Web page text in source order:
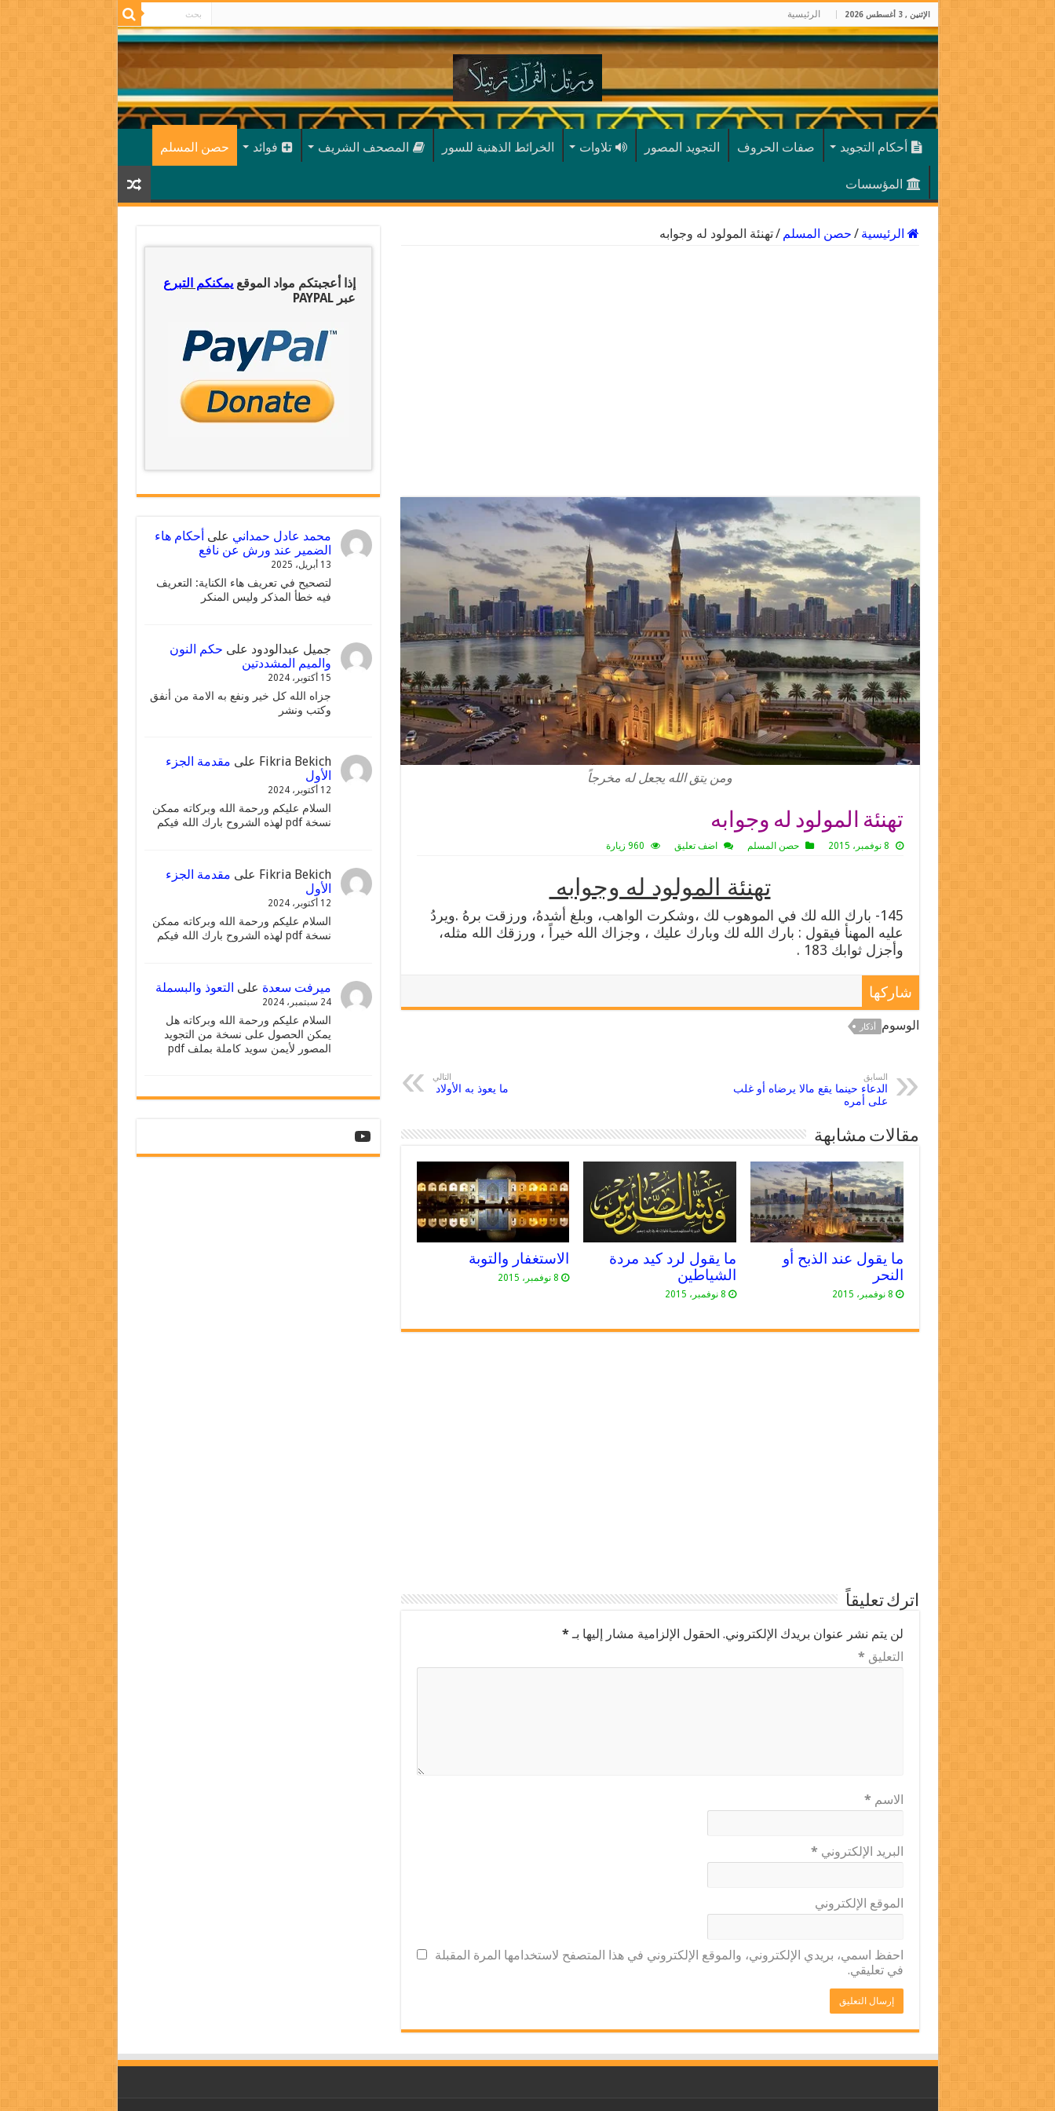
الإثنين , 3 أغسطس 2026 الرئيسية
أحكام التجويد صفات الحروف التجويد المصور تلاوات الخرائط الذهنية للسور المصحف الشريف فوائد حصن المسلم
المؤسسات
الرئيسية / حصن المسلم /تهنئة المولود له وجوابه
ومن يتق الله يجعل له مخرجاً
تهنئة المولود له وجوابه
8 نوفمبر، 2015 حصن المسلم اضف تعليق 960 زيارة
تهنئة المولود له وجوابه
145- بارك الله لك في الموهوب لك ،وشكرت الواهب، وبلغ أشدهُ، ورزقت برهُ .ويردُ
عليه المهنأ فيقول : بارك الله لك وبارك عليك ، وجزاك الله خيراً ، ورزقك الله مثله،
وأجزل ثوابك 183 .
شاركها
الوسوم أذكار
السابق
الدعاء حينما يقع مالا يرضاه أو غلب
على أمره
التالي
ما يعوذ به الأولاد
مقالات مشابهة
ما يقول عند الذبح أو
النحر
8 نوفمبر، 2015
ما يقول لرد كيد مردة
الشياطين
8 نوفمبر، 2015
الاستغفار والتوبة
8 نوفمبر، 2015
اترك تعليقاً
لن يتم نشر عنوان بريدك الإلكتروني. الحقول الإلزامية مشار إليها بـ*
التعليق *
الاسم *
البريد الإلكتروني *
الموقع الإلكتروني
احفظ اسمي، بريدي الإلكتروني، والموقع الإلكتروني في هذا المتصفح لاستخدامها المرة المقبلة
في تعليقي.
إذا أعجبتكم مواد الموقع يمكنكم التبرع
عبر PAYPAL
محمد عادل حمداني على أحكام هاء
الضمير عند ورش عن نافع
13 أبريل، 2025
لتصحيح في تعريف هاء الكناية: التعريف
فيه خطأ المذكر وليس المنكر
جميل عبدالودود على حكم النون
والميم المشددتين
15 أكتوبر، 2024
جزاه الله كل خير ونفع به الامة من أنفق
وكتب ونشر
Fikria Bekich على مقدمة الجزء
الأول
12 أكتوبر، 2024
السلام عليكم ورحمة الله وبركاته ممكن
نسخة pdf لهذه الشروح بارك الله فيكم
Fikria Bekich على مقدمة الجزء
الأول
12 أكتوبر، 2024
السلام عليكم ورحمة الله وبركاته ممكن
نسخة pdf لهذه الشروح بارك الله فيكم
ميرفت سعدة على التعوذ والبسملة
24 سبتمبر، 2024
السلام عليكم ورحمة الله وبركاته هل
يمكن الحصول على نسخة من التجويد
المصور لأيمن سويد كاملة بملف pdf
YouTube